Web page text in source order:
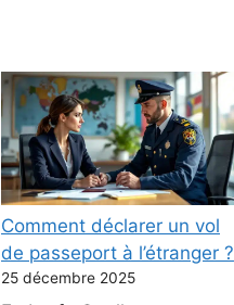
Comment déclarer un vol
de passeport à l’étranger ?
25 décembre 2025